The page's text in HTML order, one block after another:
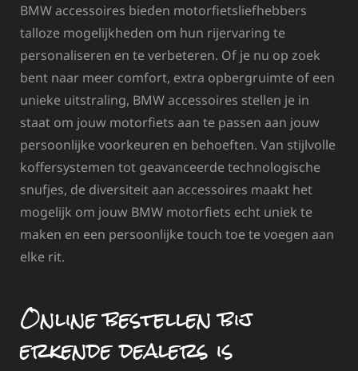
BMW accessoires bieden motorfietsliefhebbers
talloze mogelijkheden om hun rijervaring te
personaliseren en te verbeteren. Of je nu op zoek
bent naar meer comfort, extra opbergruimte of een
unieke uitstraling, BMW accessoires stellen je in
staat om jouw motorfiets aan te passen aan jouw
persoonlijke voorkeuren en behoeften. Van stijlvolle
koffersystemen tot geavanceerde technologische
snufjes, de diversiteit aan accessoires maakt het
mogelijk om jouw BMW motorfiets echt uniek te
maken en een persoonlijke touch toe te voegen aan
elke rit.
Online bestellen bij
erkende dealers is